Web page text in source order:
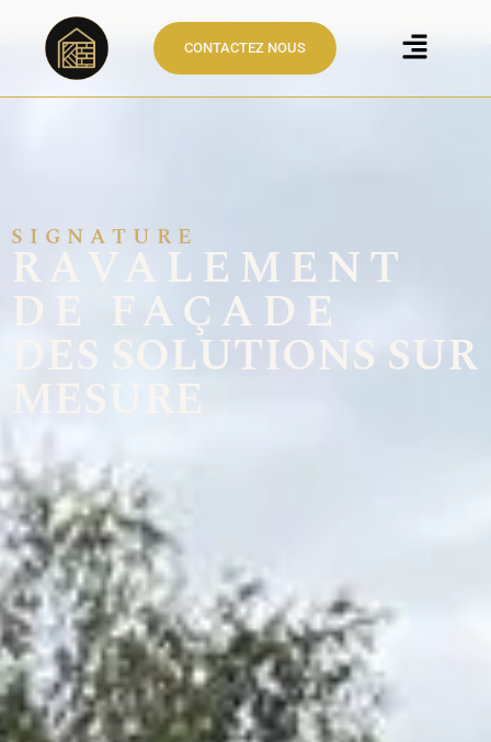
CONTACTEZ NOUS
Ravalement de Façade à
Lisieux & Deauville
SIGNATURE
RAVALEMENT
DE FAÇADE
DES SOLUTIONS SUR
MESURE